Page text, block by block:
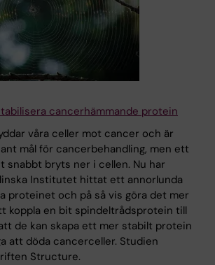
cancerhämmande protein
våra celler mot cancer och är
mål för cancerbehandling, men ett
snabbt bryts ner i cellen. Nu har
Institutet hittat ett annorlunda
proteinet och på så vis göra det mer
koppla en bit spindeltrådsprotein till
de kan skapa ett mer stabilt protein
att döda cancerceller. Studien
Structure.